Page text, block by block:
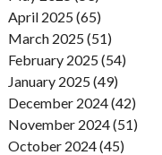
April 2025 (65)
March 2025 (51)
February 2025 (54)
January 2025 (49)
December 2024 (42)
November 2024 (51)
October 2024 (45)